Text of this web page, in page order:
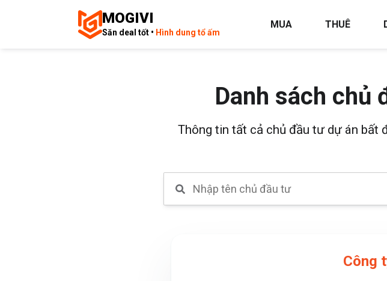
MOGIVI
Săn deal tốt • Hình dung tổ ấm
MUA THUÊ
Danh sách chủ
Thông tin tất cả chủ đầu tư dự án bất
Công